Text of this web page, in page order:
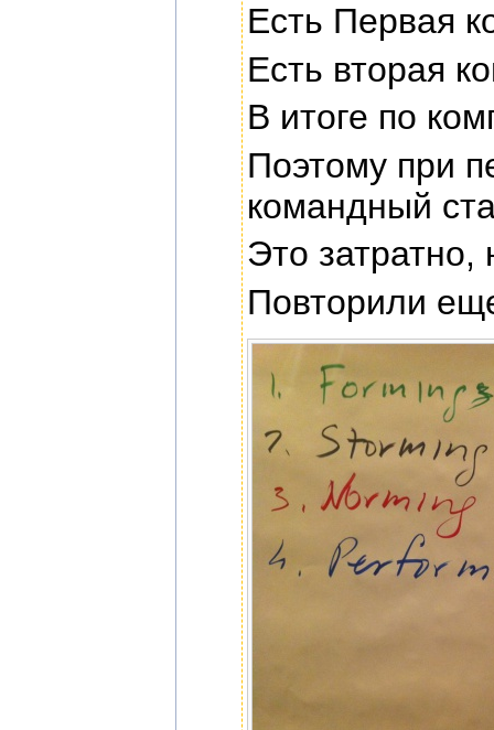
Есть Первая
Есть вторая
В итоге по
Поэтому при
командный
Это
Повторили